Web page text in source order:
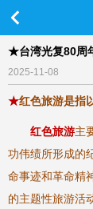
★台湾光复80周
2025-11-08
★红色旅游是指
红色旅游主
功伟绩所形成的
命事迹和革命精
的主题性旅游活